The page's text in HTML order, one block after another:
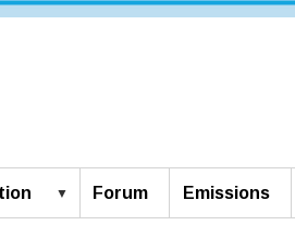
Forum Emissions